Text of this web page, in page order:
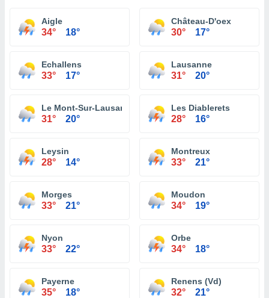
Aigle
34° 18°
Château-D'oex
30° 17°
Echallens
33° 17°
Lausanne
31° 20°
Le Mont-Sur-Lausanne
31° 20°
Les Diablerets
28° 16°
Leysin
28° 14°
Montreux
33° 21°
Morges
33° 21°
Moudon
34° 19°
Nyon
33° 22°
Orbe
34° 18°
Payerne
35° 18°
Renens (Vd)
32° 21°